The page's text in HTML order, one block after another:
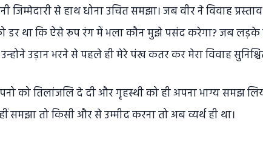
जिम्मेदारी से हाथ धोना उचित समझा। जब वीर ने विवाह
डर था कि ऐसे रूप रंग में भला कौन मुझे पसंद करेगा? जब लड़के
उड़ान भरने से पहले ही मेरे पंख कतर कर मेरा विवाह
को तिलांजलि दे दी और गृहस्थी को ही अपना भाग्य समझ
समझा तो किसी और से उम्मीद करना तो अब व्यर्थ ही था।